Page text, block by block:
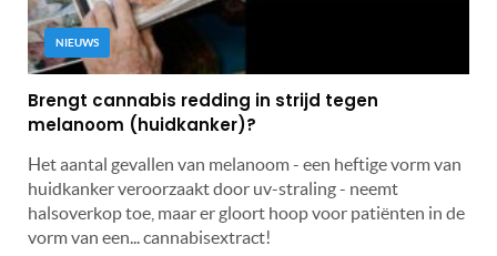
NIEUWS
Brengt cannabis redding in strijd tegen
melanoom (huidkanker)?
Het aantal gevallen van melanoom - een heftige vorm van
huidkanker veroorzaakt door uv-straling - neemt
halsoverkop toe, maar er gloort hoop voor patiënten in de
vorm van een... cannabisextract!